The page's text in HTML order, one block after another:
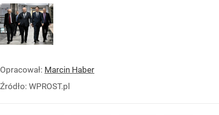
Opracował: Marcin Haber
Źródło: WPROST.pl